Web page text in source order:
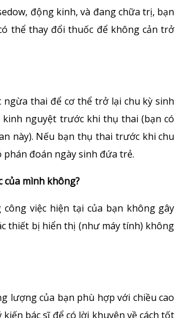
động kinh, và đang chữa trị, bạn
thể thay đổi thuốc để không cản trở
thai để cơ thể trở lại chu kỳ sinh
nguyệt trước khi thụ thai (bạn có
này). Nếu bạn thụ thai trước khi chu
đoán ngày sinh đứa trẻ.
của mình không?
việc hiện tại của bạn không gây
thiết bị hiển thị (như máy tính) không
lượng của bạn phù hợp với chiều cao
bác sĩ để có lời khuyên về cách tốt